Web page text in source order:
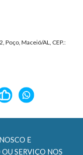
Poço, Maceió/AL, CEP.:
E
SERVIÇO NOS